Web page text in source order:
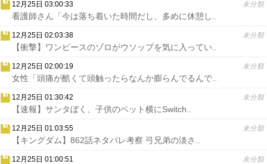
12月25日 03:00:33 未分類
看護師さん「今は落ち着いた時間だし、多めに休憩し..
12月25日 02:03:38 未分類
【衝撃】ワンピースのゾロがウソップを気に入ってい..
12月25日 02:00:19 未分類
女性「頭痛が酷くて頭触ったらなんか膨らんでるんで..
12月25日 01:30:42 未分類
【速報】サンタぼく、子供のベット横にSwitch..
12月25日 01:03:55 未分類
【キングダム】862話ネタバレ考察 弓兄弟の淡さ..
12月25日 01:00:51 未分類